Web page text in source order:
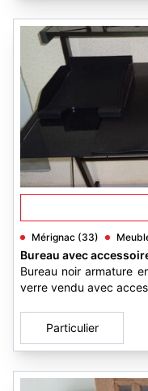
Mérignac (33)
Bureau avec
Bureau noir armature
verre vendu avec
Particulier